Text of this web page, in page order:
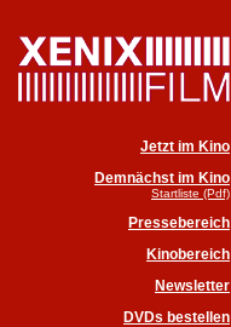
Jetzt im Kino
Demnächst im Kino
Startliste (Pdf)
Pressebereich
Kinobereich
Newsletter
DVDs bestellen